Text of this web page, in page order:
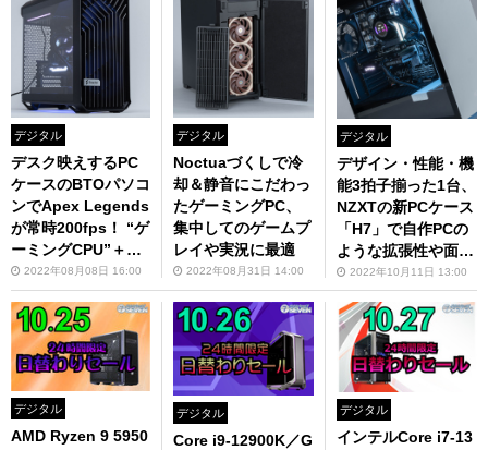
デジタル
デスク映えするPC
ケースのBTOパソコ
ンでApex Legends
が常時200fps！ “ゲ
ーミングCPU”＋RT
X 3070 Tiの実力
は？
2022年08月08日 16:00
デジタル
Noctuaづくしで冷
却＆静音にこだわっ
たゲーミングPC、
集中してのゲームプ
レイや実況に最適
2022年08月31日 14:00
デジタル
デザイン・性能・機
能3拍子揃った1台、
NZXTの新PCケース
「H7」で自作PCの
ような拡張性や面白
さもあるBTOゲーミ
ングPC
2022年10月11日 13:00
デジタル
AMD Ryzen 9 5950
デジタル
Core i9-12900K／G
デジタル
インテルCore i7-13